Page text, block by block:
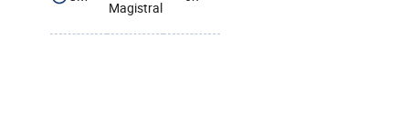
Magistral